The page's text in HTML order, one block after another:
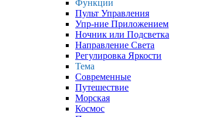
Функции
Пульт Управления
Упр-ние Приложением
Ночник или Подсветка
Направление Света
Регулировка Яркости
Тема
Современные
Путешествие
Морская
Космос